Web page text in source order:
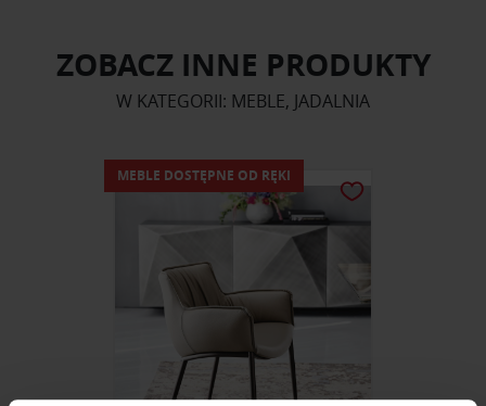
ZOBACZ INNE PRODUKTY
W KATEGORII: MEBLE, JADALNIA
MEBLE DOSTĘPNE OD RĘKI